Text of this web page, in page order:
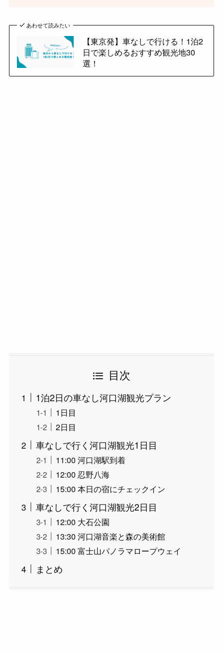
あわせて読みたい
【東京発】車なしで行ける！1泊2
日で楽しめるおすすめ観光地30
選！
目次
1泊2日の車なし河口湖観光プラン
1日目
2日目
車なしで行く河口湖観光1日目
11:00 河口湖駅到着
12:00 忍野八海
15:00 本日の宿にチェックイン
車なしで行く河口湖観光2日目
12:00 大石公園
13:30 河口湖音楽と森の美術館
15:00 富士山パノラマロープウェイ
まとめ